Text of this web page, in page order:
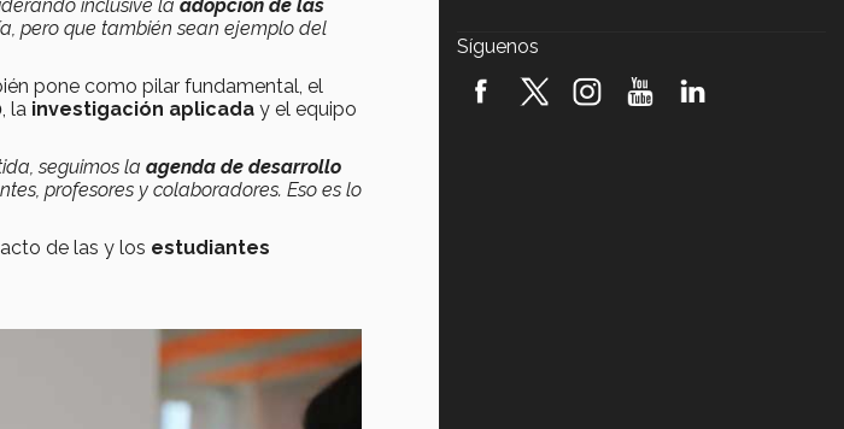
inclusive la adopción de las
pero que también sean ejemplo del
pone como pilar fundamental, el
, la investigación aplicada y el equipo
seguimos la agenda de desarrollo
profesores y colaboradores. Eso es lo
de las y los estudiantes
robótica FIRST 2026! (video)
Síguenos